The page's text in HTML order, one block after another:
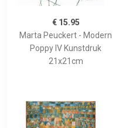
€ 15.95
Marta Peuckert - Modern
Poppy IV Kunstdruk
21x21cm